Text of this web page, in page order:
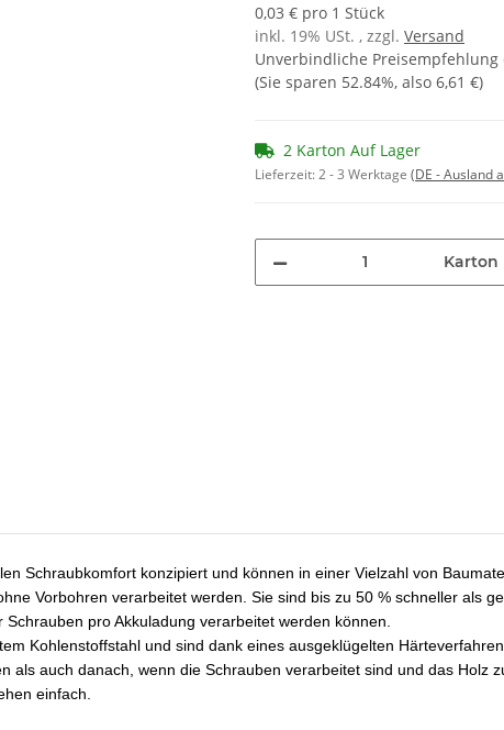
0,03 € pro 1 Stück
inkl. 19% USt. , zzgl. Versand
Unverbindliche Preisempfehlung
(Sie sparen 52.84%, also 6,61 €)
2 Karton Auf Lager
Lieferzeit:2 - 3 Werktage (DE - Ausland
Karton
Schraubkomfort konzipiert und können in einer Vielzahl von
Vorbohren verarbeitet werden. Sie sind bis zu 50 % schneller als
pro Akkuladung verarbeitet werden können.
Kohlenstoffstahl und sind dank eines ausgeklügelten
als auch danach, wenn die Schrauben verarbeitet sind und das Holz
einfach.